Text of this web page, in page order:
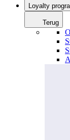
Loyalty
Terug